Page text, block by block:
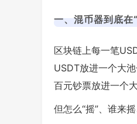
一、混币器到底在
区块链上每一笔
USDT放进一个大
百元钞票放进一个
但怎么“摇”、谁来